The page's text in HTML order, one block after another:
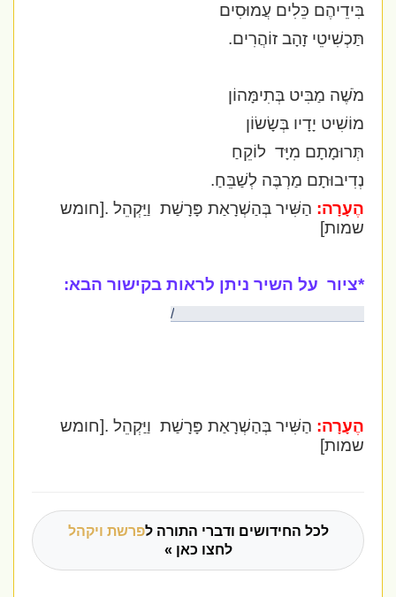
בִּידֵיהֶם כֵּלִים עֲמוּסִים
תַּכְשִׁיטֵי זָהָב זוֹהֲרִים.
מֹשֶׁה מַבִּיט בְּתִימָּהוֹן
מוֹשִׁיט יָדָיו בְּשָׂשׂוֹן
תְּרוּמָתָם מִיָּד לוֹקֵחַ
נְדִיבוּתָם מַרְבֶּה לְשַׁבֵּחַ.
הֶעָרָה: הַשִּׁיר בְּהַשְׁרָאַת פָּרָשַׁת וַיַּקְהֵל .[ חומש
שמות]
*ציור על השיר ניתן לראות בקישור הבא:
הֶעָרָה: הַשִּׁיר בְּהַשְׁרָאַת פָּרָשַׁת וַיַּקְהֵל .[ חומש
שמות]
לכל החידושים ודברי התורה לפרשת ויקהל
לחצו כאן »